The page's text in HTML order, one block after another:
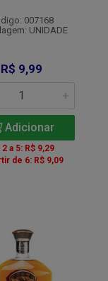
007168
UNIDADE
R$ 9,99
Adicionar
2 a 5: R$ 9,29
de 6: R$ 9,09